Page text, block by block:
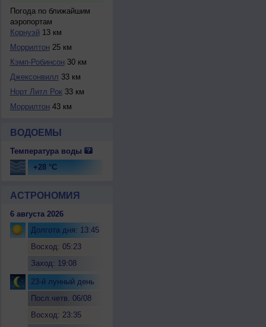
Погода по ближайшим
аэропортам
Корнуэй 13 км
Моррилтон 25 км
Кэмп-Робинсон 30 км
Джексонвилл 33 км
Норт Литл Рок33 км
Моррилтон 43 км
ВОДОЕМЫ
Температура воды
+28 °C
АСТРОНОМИЯ
6 августа 2026
Долгота дня: 13:45
Восход: 05:23
Заход: 19:08
23-й лунный день
Посл.четв. 06/08
Восход: 23:35